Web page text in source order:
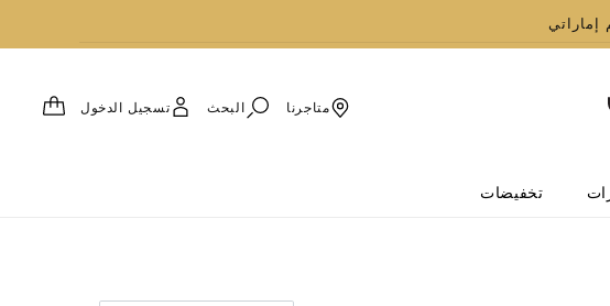
تخفيضات
متاجرنا البحث تسجيل الدخول
العربة